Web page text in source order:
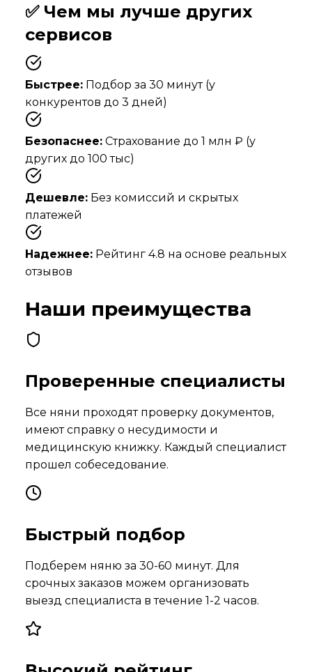
✅ Чем мы лучше других
сервисов
Быстрее: Подбор за 30 минут (у
конкурентов до 3 дней)
Безопаснее: Страхование до 1 млн ₽ (у
других до 100 тыс)
Дешевле: Без комиссий и скрытых
платежей
Надежнее: Рейтинг 4.8 на основе реальных
отзывов
Наши преимущества
Проверенные специалисты
Все няни проходят проверку документов,
имеют справку о несудимости и
медицинскую книжку. Каждый специалист
прошел собеседование.
Быстрый подбор
Подберем няню за 30-60 минут. Для
срочных заказов можем организовать
выезд специалиста в течение 1-2 часов.